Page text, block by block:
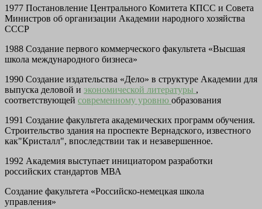
1977 Постановление Центрального Комитета КПСС и Совета
Министров об организации Академии народного хозяйства
СССР
1988 Создание первого коммерческого факультета «Высшая
школа международного бизнеса»
1990 Создание издательства «Дело» в структуре Академии для
выпуска деловой и экономической литературы ,
соответствующей современному уровню образования
1991 Создание факультета академических программ обучения.
Строительство здания на проспекте Вернадского, известного
как"Кристалл", впоследствии так и незавершенное.
1992 Академия выступает инициатором разработки
российских стандартов МВА
Создание факультета «Российско-немецкая школа
управления»